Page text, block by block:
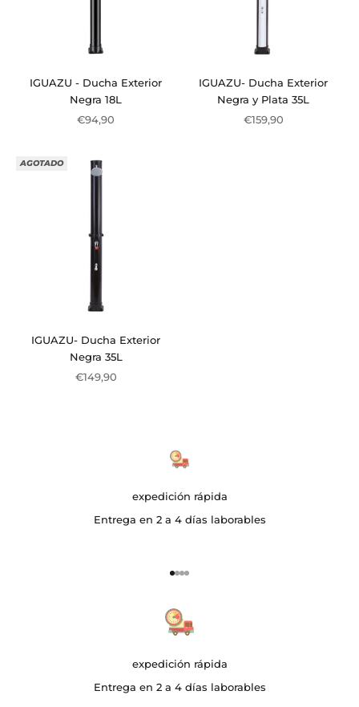
IGUAZU - Ducha Exterior
Negra 18L
Precio de oferta
€94,90
IGUAZU- Ducha Exterior
Negra y Plata 35L
Precio de oferta
€159,90
AGOTADO
IGUAZU- Ducha Exterior
Negra 35L
Precio de oferta
€149,90
expedición rápida
Entrega en 2 a 4 días laborables
Ir al artículo 1
Ir al artículo 2
Ir al artículo 3
Ir al artículo 4
expedición rápida
Entrega en 2 a 4 días laborables